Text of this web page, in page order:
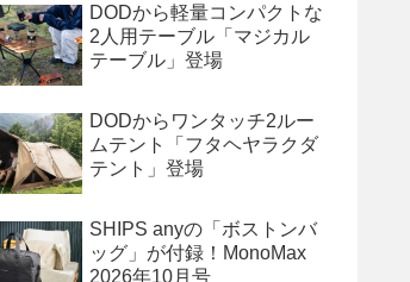
DODから軽量コンパクトな
2人用テーブル「マジカル
テーブル」登場
DODからワンタッチ2ルー
ムテント「フタヘヤラクダ
テント」登場
SHIPS anyの「ボストンバ
ッグ」が付録！MonoMax
2026年10月号